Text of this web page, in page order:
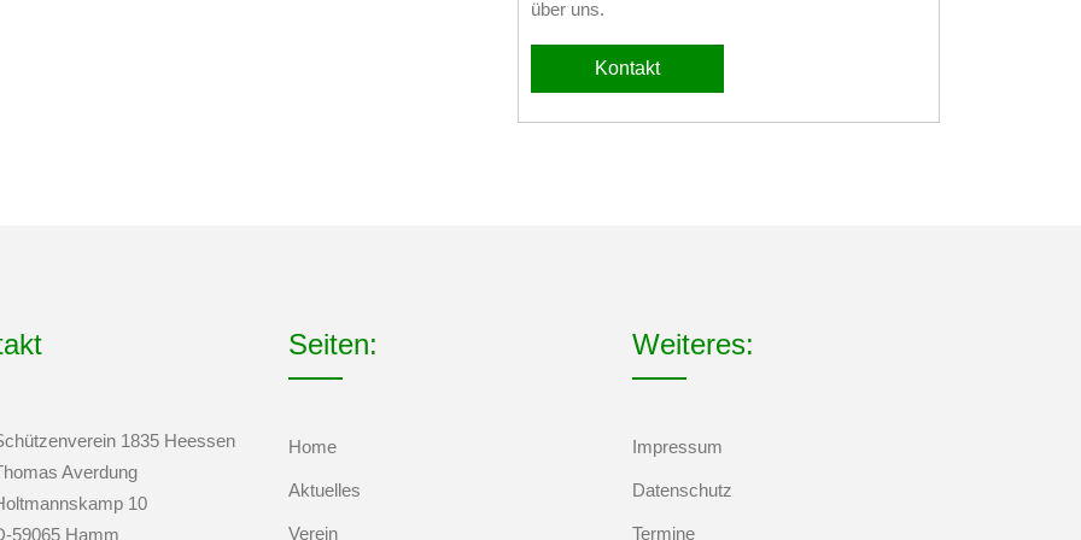
über uns.
Kontakt
1835 Heessen
Averdung
10
59065 Hamm
Seiten:
Home
Aktuelles
Verein
Weiteres:
Impressum
Datenschutz
Termine